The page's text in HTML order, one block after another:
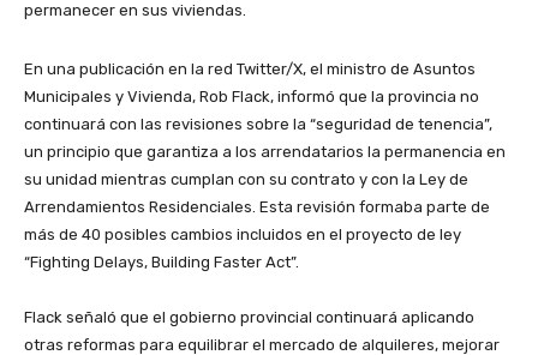
permanecer en sus viviendas.
En una publicación en la red Twitter/X, el ministro de Asuntos
Municipales y Vivienda, Rob Flack, informó que la provincia no
continuará con las revisiones sobre la “seguridad de tenencia”,
un principio que garantiza a los arrendatarios la permanencia en
su unidad mientras cumplan con su contrato y con la Ley de
Arrendamientos Residenciales. Esta revisión formaba parte de
más de 40 posibles cambios incluidos en el proyecto de ley
“Fighting Delays, Building Faster Act”.
Flack señaló que el gobierno provincial continuará aplicando
otras reformas para equilibrar el mercado de alquileres, mejorar